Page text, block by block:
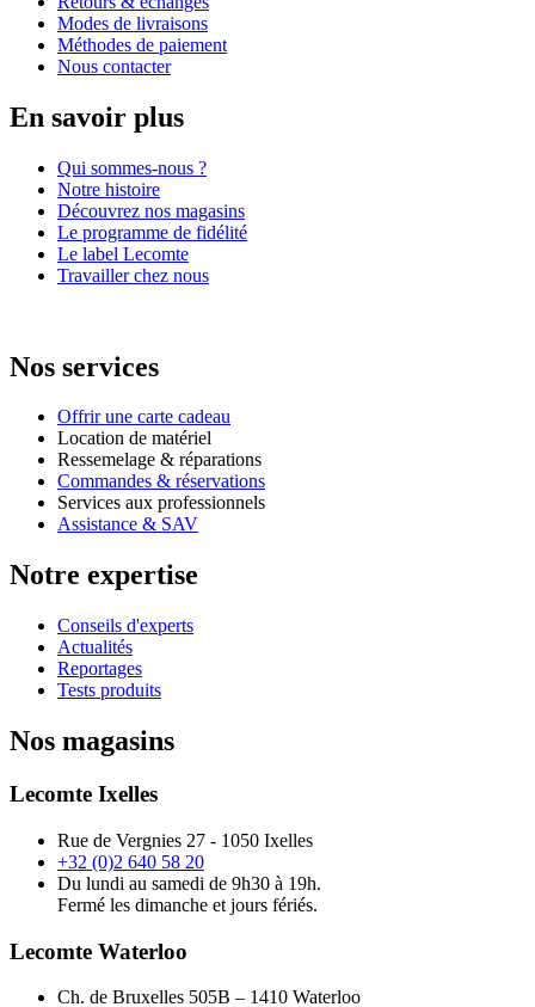
Modes de livraisons
Méthodes de paiement
Nous contacter
En savoir plus
Qui sommes-nous ?
Notre histoire
Découvrez nos magasins
Le programme de fidélité
Le label Lecomte
Travailler chez nous
Nos services
Offrir une carte cadeau
Location de matériel
Ressemelage & réparations
Commandes & réservations
Services aux professionnels
Assistance & SAV
Notre expertise
Conseils d'experts
Actualités
Reportages
Tests produits
Nos magasins
Lecomte Ixelles
Rue de Vergnies 27 - 1050 Ixelles
+32 (0)2 640 58 20
Du lundi au samedi de 9h30 à 19h.
Fermé les dimanche et jours fériés.
Lecomte Waterloo
Ch. de Bruxelles 505B – 1410 Waterloo